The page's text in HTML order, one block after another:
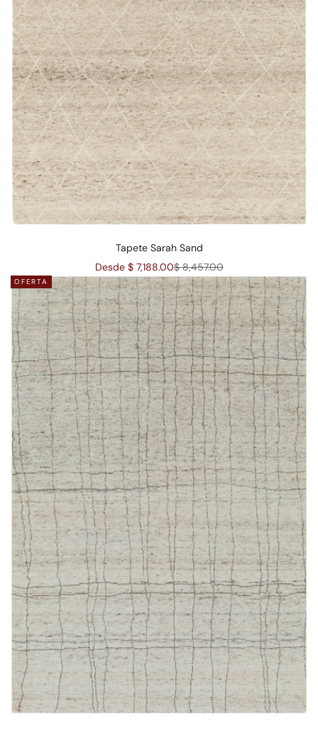
Tapete Sarah Sand
Precio de oferta
Desde $ 7,188.00Precio normal
$ 8,457.00
OFERTA